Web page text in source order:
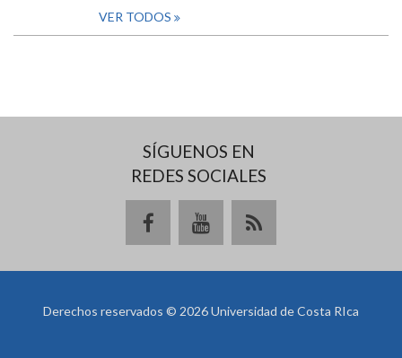
VER TODOS
SÍGUENOS EN
REDES SOCIALES
Derechos reservados © 2026 Universidad de Costa RIca